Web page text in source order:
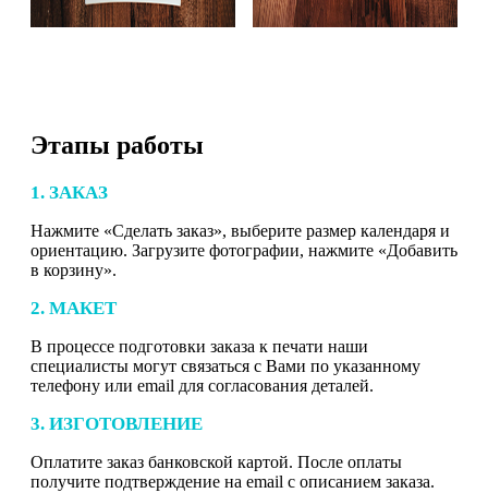
Этапы работы
1. ЗАКАЗ
Нажмите «Сделать заказ», выберите размер календаря и
ориентацию. Загрузите фотографии, нажмите «Добавить
в корзину».
2. МАКЕТ
В процессе подготовки заказа к печати наши
специалисты могут связаться с Вами по указанному
телефону или email для согласования деталей.
3. ИЗГОТОВЛЕНИЕ
Оплатите заказ банковской картой. После оплаты
получите подтверждение на email с описанием заказа.